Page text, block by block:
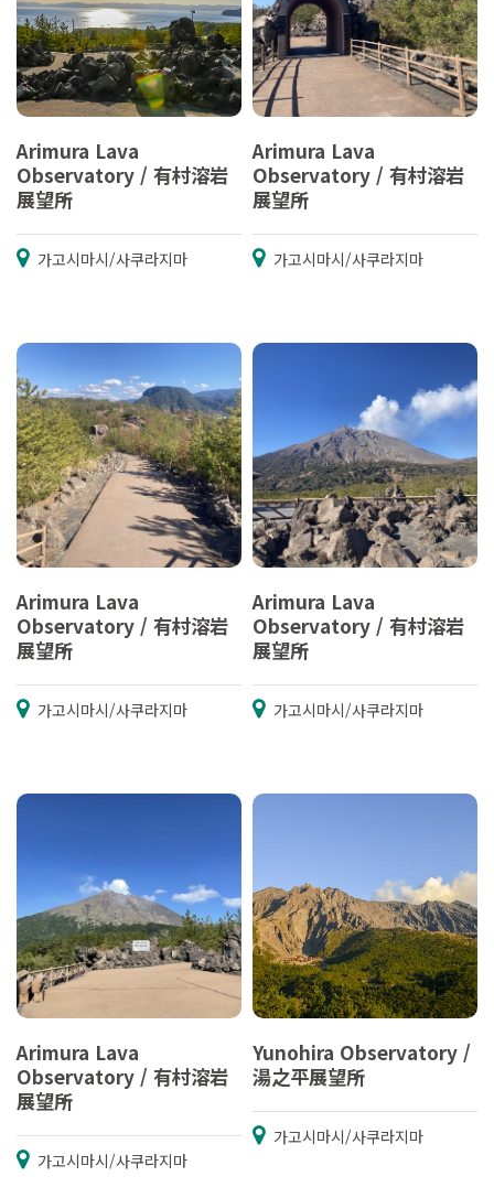
Arimura Lava
Observatory / 有村溶岩
展望所
가고시마시/사쿠라지마
Arimura Lava
Observatory / 有村溶岩
展望所
가고시마시/사쿠라지마
Arimura Lava
Observatory / 有村溶岩
展望所
가고시마시/사쿠라지마
Arimura Lava
Observatory / 有村溶岩
展望所
가고시마시/사쿠라지마
Arimura Lava
Observatory / 有村溶岩
展望所
가고시마시/사쿠라지마
Yunohira Observatory /
湯之平展望所
가고시마시/사쿠라지마